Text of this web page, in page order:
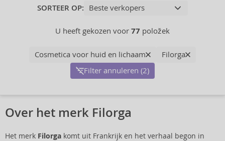
SORTEER OP:
U heeft gekozen voor 77 položek
Cosmetica voor huid en lichaam
Filorga
Filter annuleren (2)
Over het merk Filorga
Het merk Filorga komt uit Frankrijk en het verhaal begon in